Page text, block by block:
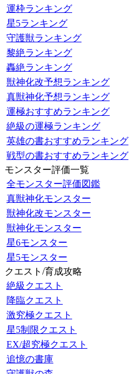
運枠ランキング
星5ランキング
守護獣ランキング
黎絶ランキング
轟絶ランキング
獣神化改予想ランキング
真獣神化予想ランキング
運極おすすめランキング
絶級の運極ランキング
英雄の書おすすめランキング
戦型の書おすすめランキング
モンスター評価一覧
全モンスター評価図鑑
真獣神化モンスター
獣神化改モンスター
獣神化モンスター
星6モンスター
星5モンスター
クエスト/育成攻略
絶級クエスト
降臨クエスト
激究極クエスト
星5制限クエスト
EX/超究極クエスト
追憶の書庫